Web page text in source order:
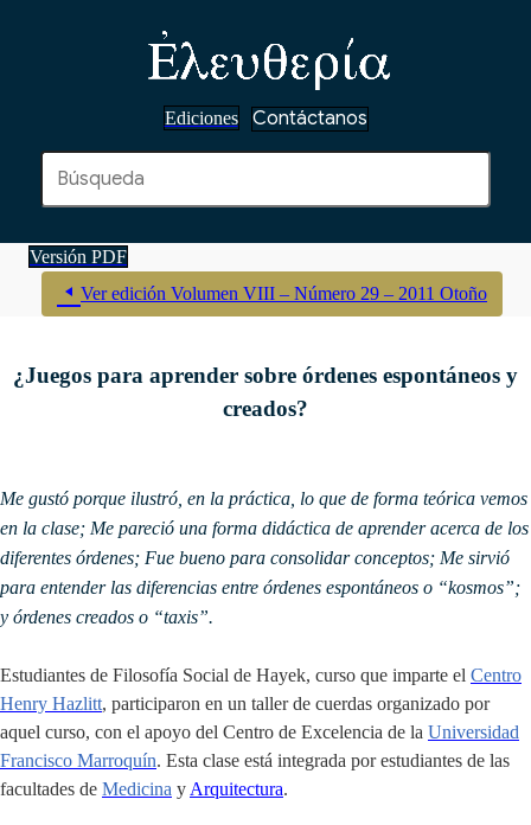
Ediciones Contáctanos
Versión PDF
Ver edición Volumen VIII – Número 29 – 2011 Otoño
¿Juegos para aprender sobre órdenes espontáneos y
creados?
Me gustó porque ilustró, en la práctica, lo que de forma teórica vemos
en la clase; Me pareció una forma didáctica de aprender acerca de los
diferentes órdenes; Fue bueno para consolidar conceptos; Me sirvió
para entender las diferencias entre órdenes espontáneos o “kosmos”;
y órdenes creados o “taxis”.
Estudiantes de Filosofía Social de Hayek, curso que imparte el Centro
Henry Hazlitt, participaron en un taller de cuerdas organizado por
aquel curso, con el apoyo del Centro de Excelencia de la Universidad
Francisco Marroquín. Esta clase está integrada por estudiantes de las
facultades de Medicina y Arquitectura.